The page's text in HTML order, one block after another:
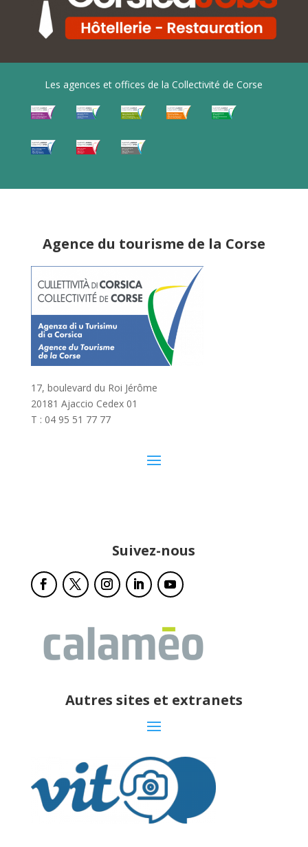
Les agences et offices de la Collectivité de Corse
Agence du tourisme de la Corse
17, boulevard du Roi Jérôme
20181 Ajaccio Cedex 01
T : 04 95 51 77 77
Suivez-nous
Autres sites et extranets